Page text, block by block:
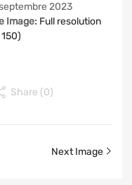
2023
Image: Full resolution
Share (0)
Next Image